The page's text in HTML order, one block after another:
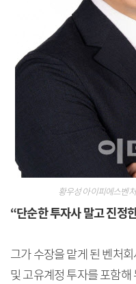
황우성 아이피에스벤
“단순한 투자사 말고 진정
그가 수장을 맡게 된 벤처
및 고유계정 투자를 포함